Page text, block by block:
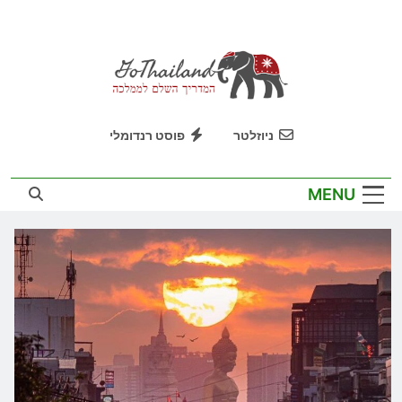
GoThailand
המדריך השלם לממלכה
ניוזלטר פוסט רנדומלי
MENU